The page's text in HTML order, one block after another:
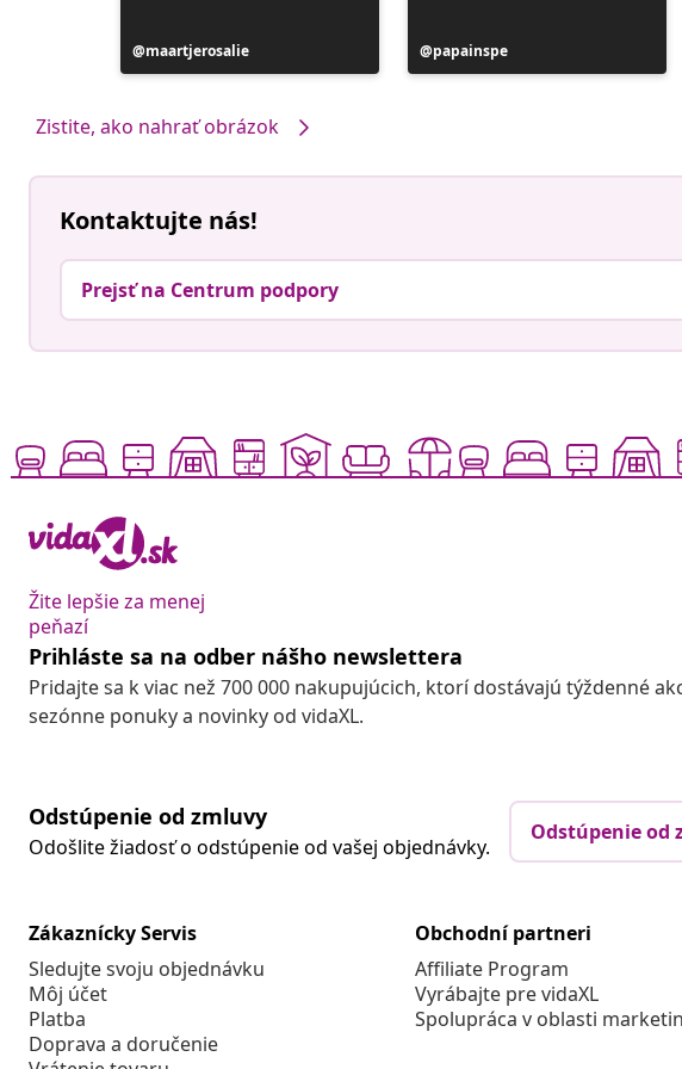
Príspevok
zverejnil
maartjerosalie
Príspevok
zverejnil
papainspe
Zistite, ako nahrať obrázok
Kontaktujte nás!
Prejsť na Centrum podpory
Žite lepšie za menej
peňazí
Prihláste sa na odber nášho newslettera
Pridajte sa k viac než 700 000 nakupujúcich, ktorí dostávajú týždenné
sezónne ponuky a novinky od vidaXL.
Odstúpenie od zmluvy
Odošlite žiadosť o odstúpenie od vašej objednávky.
Odstúpenie od
Zákaznícky Servis
Sledujte svoju objednávku
Môj účet
Platba
Doprava a doručenie
Obchodní partneri
Affiliate Program
Vyrábajte pre vidaXL
Spolupráca v oblasti